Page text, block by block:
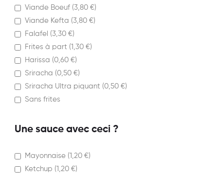
Viande Boeuf (3,80 €)
Viande Kefta (3,80 €)
Falafel (3,30 €)
Frites à part (1,30 €)
Harissa (0,60 €)
Sriracha (0,50 €)
Sriracha Ultra piquant (0,50 €)
Sans frites
Une sauce avec ceci ?
Mayonnaise (1,20 €)
Ketchup (1,20 €)